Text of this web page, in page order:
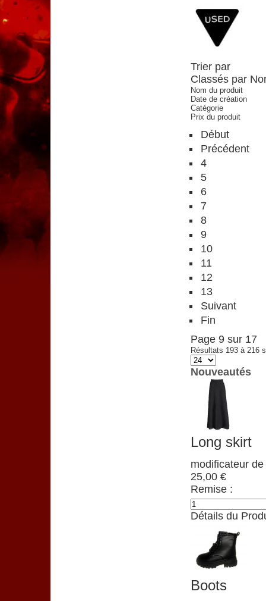
Trier par
Classés par
Nom du produit
Date de création
Catégorie
Prix du produit
Début
Précédent
4
5
6
7
8
9
10
11
12
13
Suivant
Fin
Page 9 sur 17
Résultats 193 à 216
Nouveautés
Long skirt
modificateur
25,00 €
Remise :
Détails du
Boots